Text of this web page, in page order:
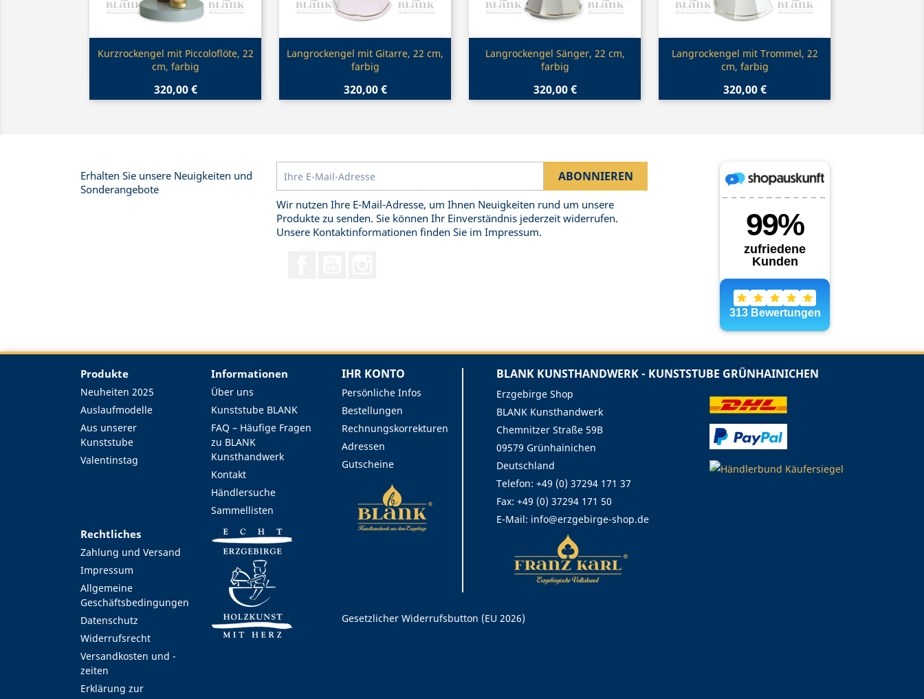
Vorschau
Kurzrockengel mit Piccoloflöte, 22
cm, farbig
320,00 €
Vorschau
Langrockengel mit Gitarre, 22 cm,
farbig
320,00 €
Vorschau
Langrockengel Sänger, 22 cm,
farbig
320,00 €
Vorschau
Langrockengel mit Trommel, 22
cm, farbig
320,00 €
Erhalten Sie unsere Neuigkeiten und
Sonderangebote
Wir nutzen Ihre E-Mail-Adresse, um Ihnen Neuigkeiten rund um unsere
Produkte zu senden. Sie können Ihr Einverständnis jederzeit widerrufen.
Unsere Kontaktinformationen finden Sie im Impressum.
Produkte
Neuheiten 2025
Auslaufmodelle
Aus unserer
Kunststube
Valentinstag
Informationen
Über uns
Kunststube BLANK
FAQ – Häufige Fragen
zu BLANK
Kunsthandwerk
Kontakt
Händlersuche
Sammellisten
Rechtliches
Zahlung und Versand
Impressum
Allgemeine
Geschäftsbedingungen
Datenschutz
Widerrufsrecht
Versandkosten und -
zeiten
Erklärung zur
IHR KONTO
Persönliche Infos
Bestellungen
Rechnungskorrekturen
Adressen
Gutscheine
BLANK KUNSTHANDWERK - KUNSTSTUBE GRÜNHAINICHEN
Erzgebirge Shop
BLANK Kunsthandwerk
Chemnitzer Straße 59B
09579 Grünhainichen
Deutschland
Telefon: +49 (0) 37294 171 37
Fax: +49 (0) 37294 171 50
E-Mail: info@erzgebirge-shop.de
Gesetzlicher Widerrufsbutton (EU 2026)